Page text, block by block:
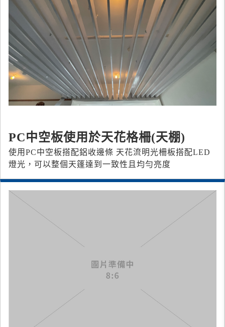
PC中空板使用於天花格柵(天棚)
使用PC中空板搭配鋁收邊條 天花流明光柵板 搭配LED
燈光，可以整個天篷達到一致性且均勻亮度